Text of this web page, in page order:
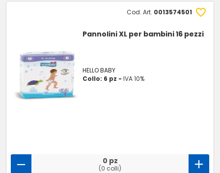
Cod. Art. 0013574501
Pannolini XL per bambini 16 pezzi
HELLO BABY
Collo: 6 pz -IVA 10%
0 pz
(0 colli)